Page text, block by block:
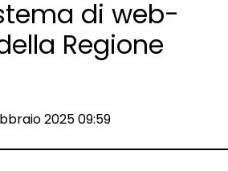
di web-
Regione
2025 09:59